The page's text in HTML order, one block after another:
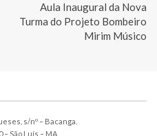
Aula Inaugural da Nova
Turma do Projeto Bombeiro
Mirim Músico
s/nº – Bacanga.
– São Luís – MA